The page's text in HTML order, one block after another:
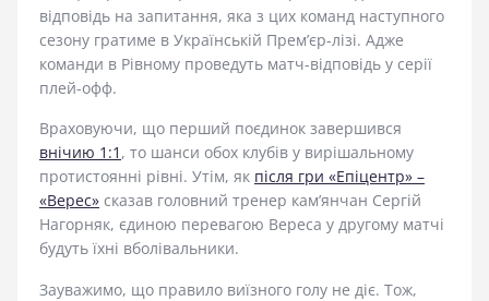
відповідь на запитання, яка з цих команд наступного
сезону гратиме в Українській Прем’єр-лізі. Адже
команди в Рівному проведуть матч-відповідь у серії
плей-офф.
Враховуючи, що перший поєдинок завершився
внічию 1:1 , то шанси обох клубів у вирішальному
протистоянні рівні. Утім, як після гри «Епіцентр» –
«Верес» сказав головний тренер кам’янчан Сергій
Нагорняк, єдиною перевагою Вереса у другому матчі
будуть їхні вболівальники.
Зауважимо, що правило виїзного голу не діє. Тож,